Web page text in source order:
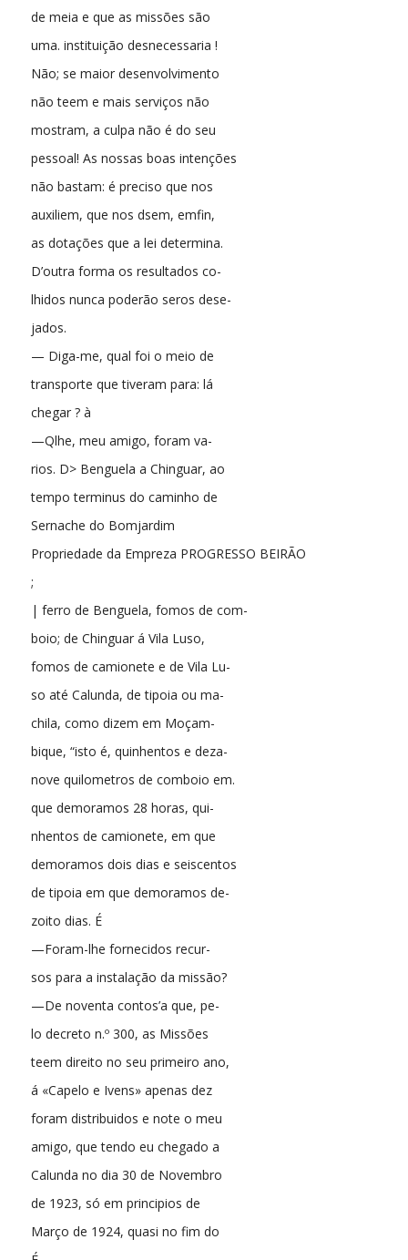
de meia e que as missões são
uma. instituição desnecessaria !
Não; se maior desenvolvimento
não teem e mais serviços não
mostram, a culpa não é do seu
pessoal! As nossas boas intenções
não bastam: é preciso que nos
auxiliem, que nos dsem, emfin,
as dotações que a lei determina.
D’outra forma os resultados co-
lhidos nunca poderão seros dese-
jados.
— Diga-me, qual foi o meio de
transporte que tiveram para: lá
chegar ? à
—Qlhe, meu amigo, foram va-
rios. D> Benguela a Chinguar, ao
tempo terminus do caminho de
Sernache do Bomjardim
Propriedade da Empreza PROGRESSO BEIRÃO
;
| ferro de Benguela, fomos de com-
boio; de Chinguar á Vila Luso,
fomos de camionete e de Vila Lu-
so até Calunda, de tipoia ou ma-
chila, como dizem em Moçam-
bique, “isto é, quinhentos e deza-
nove quilometros de comboio em.
que demoramos 28 horas, qui-
nhentos de camionete, em que
demoramos dois dias e seiscentos
de tipoia em que demoramos de-
zoito dias. É
—Foram-lhe fornecidos recur-
sos para a instalação da missão?
—De noventa contos’a que, pe-
lo decreto n.º 300, as Missões
teem direito no seu primeiro ano,
á «Capelo e Ivens» apenas dez
foram distribuidos e note o meu
amigo, que tendo eu chegado a
Calunda no dia 30 de Novembro
de 1923, só em principios de
Março de 1924, quasi no fim do